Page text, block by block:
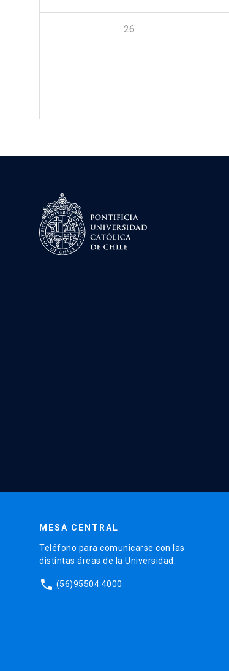
26
MESA CENTRAL
Teléfono para comunicarse con las
distintas áreas de la Universidad.
phone (56)95504 4000